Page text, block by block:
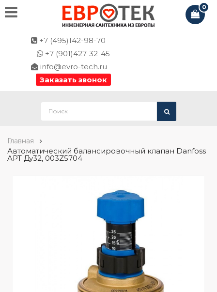
+7 (495)142-98-70
+7 (901)427-32-45
info@evro-tech.ru
Заказать звонок
0
Главная
Автоматический балансировочный клапан Danfoss
APT Ду32, 003Z5704